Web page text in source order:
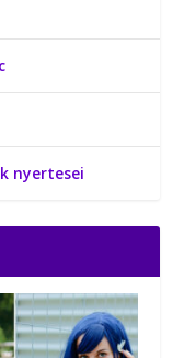
nyertesei